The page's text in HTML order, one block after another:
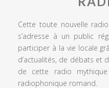
Cette toute nouvelle
s’adresse à un public
participer à la vie locale
d’actualités, de débats et
de cette radio
radiophonique romand.